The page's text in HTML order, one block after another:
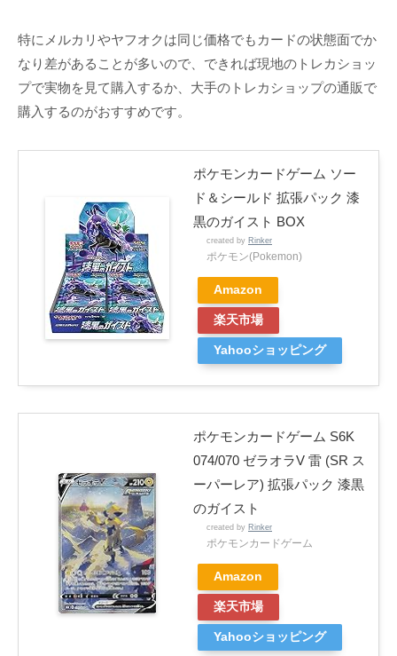
特にメルカリやヤフオクは同じ価格でもカードの状態面でか
なり差があることが多いので、できれば現地のトレカショッ
プで実物を見て購入するか、大手のトレカショップの通販で
購入するのがおすすめです。
ポケモンカードゲーム ソー
ド＆シールド 拡張パック 漆
黒のガイスト BOX
created by Rinker
ポケモン(Pokemon)
Amazon
楽天市場
Yahooショッピング
ポケモンカードゲーム S6K
074/070 ゼラオラV 雷 (SR ス
ーパーレア) 拡張パック 漆黒
のガイスト
created by Rinker
ポケモンカードゲーム
Amazon
楽天市場
Yahooショッピング